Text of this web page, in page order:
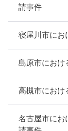
請事件
寝屋川市にお
島原市におけ
高槻市におけ
名古屋市にお